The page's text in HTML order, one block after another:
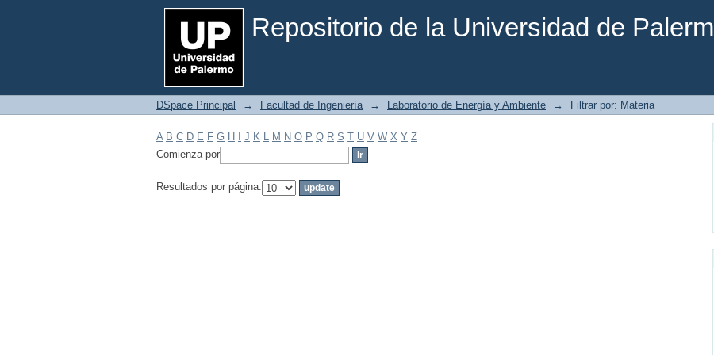
Repositorio de la Universidad de
Filtrar por: Materia
DSpace Principal → Facultad de Ingeniería → Laboratorio de Energía y Ambiente → Filtrar por: Materia
A B C D E F G H J K L M N O P Q R S T U V W X Y Z
Comienza por
Resultados por página: